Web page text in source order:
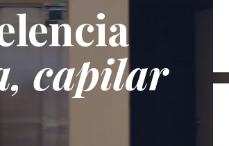
capilar